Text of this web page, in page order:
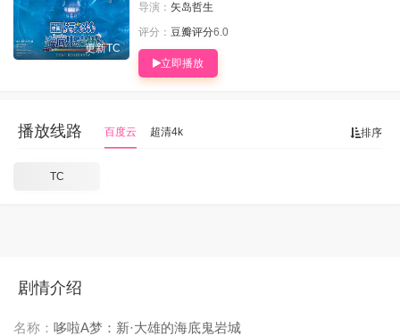
更新TC
导演： 矢岛哲生
评分： 豆瓣评分6.0
立即播放
排序
播放线路 百度云 超清4k
TC
剧情介绍
名称： 哆啦A梦：新·大雄的海底鬼岩城